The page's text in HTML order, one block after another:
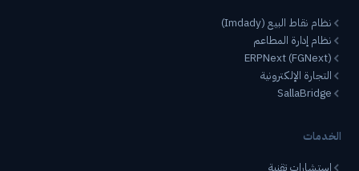
نظام نقاط البيع (Imdady)
نظام إدارة المطاعم
ERPNext (FGNext)
التجارة الإلكترونية
SallaBridge
الخدمات
استشارات تقنية